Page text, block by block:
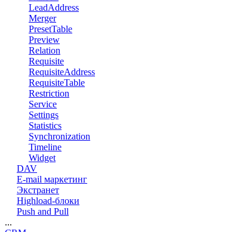
LeadAddress
Merger
PresetTable
Preview
Relation
Requisite
RequisiteAddress
RequisiteTable
Restriction
Service
Settings
Statistics
Synchronization
Timeline
Widget
DAV
E-mail маркетинг
Экстранет
Highload-блоки
Push and Pull
...